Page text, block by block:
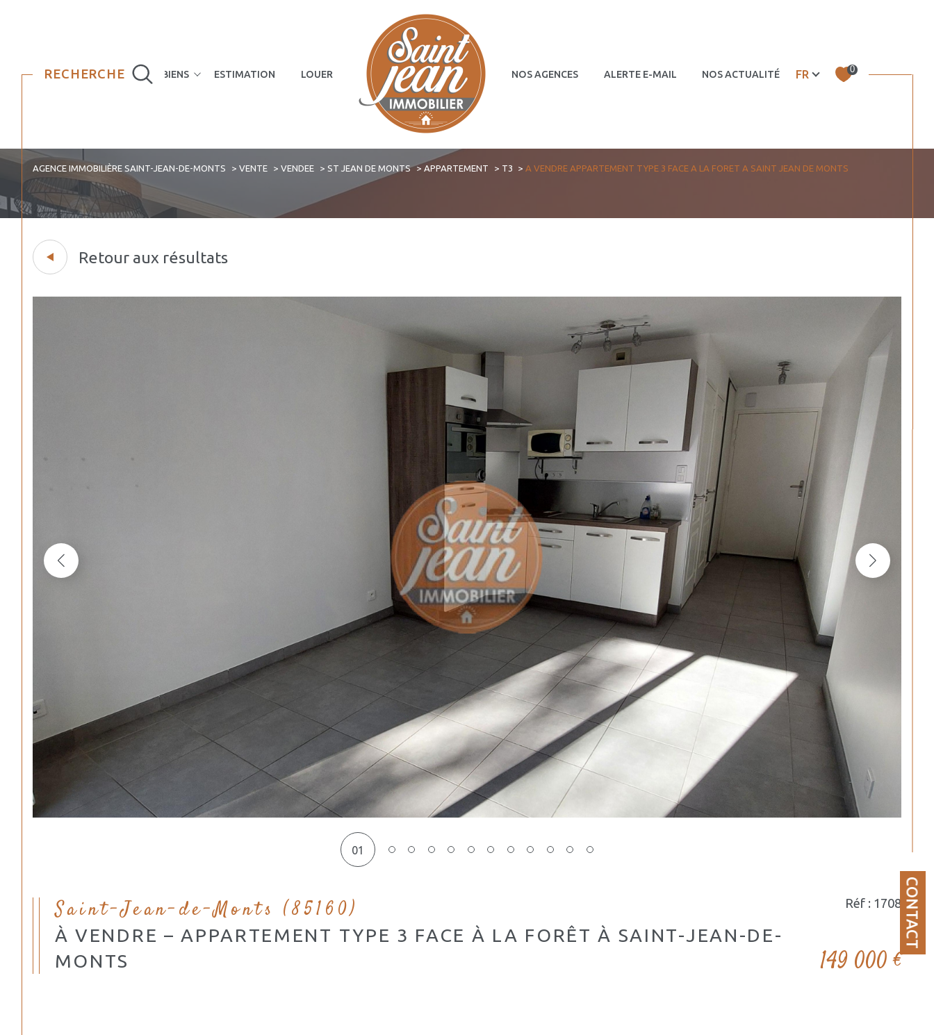
NOS BIENS
Maisons Appartements Terrains Commerces – murs Autres
ESTIMATION LOUER NOS AGENCES ALERTE E-MAIL NOS ACTUALITÉS
RECHERCHE Langue
FR 0
CONTACT
AGENCE IMMOBILIÈRE SAINT-JEAN-DE-MONTS VENTE VENDEE ST JEAN DE MONTS APPARTEMENT T3 A VENDRE APPARTEMENT TYPE 3 FACE A LA FORET A SAINT JEAN DE MONTS
Retour aux résultats
01
Saint-Jean-de-Monts (85160)
À VENDRE – APPARTEMENT TYPE 3 FACE À LA FORÊT À SAINT-JEAN-DE-
MONTS
Réf : 1708
149 000 €